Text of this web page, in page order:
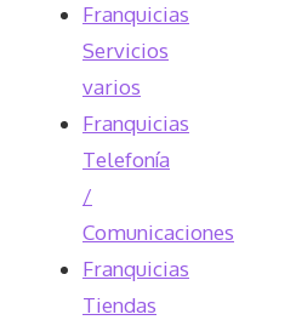
Franquicias
Servicios
varios
Franquicias
Telefonía
/
Comunicaciones
Franquicias
Tiendas